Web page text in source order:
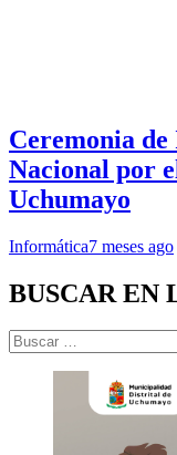
Ceremonia
Nacional por
Uchumayo
Informática7 meses ago
BUSCAR EN
Buscar: